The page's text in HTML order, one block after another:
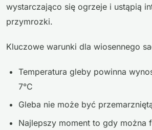
wystarczająco się ogrzeje i ustąpią
przymrozki.
Kluczowe warunki dla wiosennego
Temperatura gleby powinna
7°C
Gleba nie może być
Najlepszy moment to gdy można